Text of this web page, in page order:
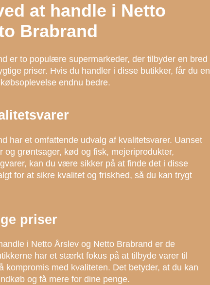
at handle i Netto
Brabrand
er to populære supermarkeder, der tilbyder en bred
priser. Hvis du handler i disse butikker, får du en
endnu bedre.
har et omfattende udvalg af kvalitetsvarer. Uanset
og grøntsager, kød og fisk, mejeriprodukter,
kan du være sikker på at finde det i disse
for at sikre kvalitet og friskhed, så du kan trygt
priser
i Netto Årslev og Netto Brabrand er de
har et stærkt fokus på at tilbyde varer til
kompromis med kvaliteten. Det betyder, at du kan
og få mere for dine penge.